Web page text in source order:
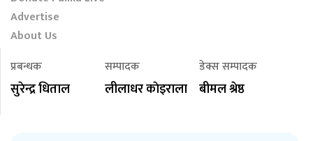
Advertise
About Us
प्रबन्धक
सुरेन्द्र धिताल
सम्पादक
लीलाधर काेइराला
डेक्स सम्पादक
बीमल श्रेष्ठ